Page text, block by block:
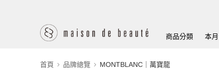
商品分類 本
首頁 品牌總覽 MONTBLANC｜萬寶龍